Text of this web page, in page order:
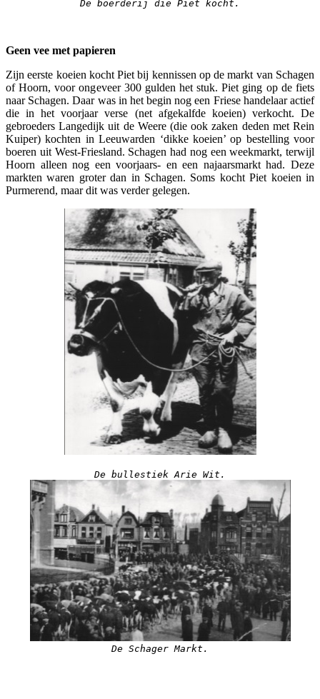
De boerderij die Piet kocht.
Geen vee met papieren
Zijn eerste koeien kocht Piet bij kennissen op de markt van Schagen
of Hoorn, voor ongeveer 300 gulden het stuk. Piet ging op de fiets
naar Schagen. Daar was in het begin nog een Friese handelaar actief
die in het voorjaar verse (net afgekalfde koeien) verkocht. De
gebroeders Langedijk uit de Weere (die ook zaken deden met Rein
Kuiper) kochten in Leeuwarden ‘dikke koeien’ op bestelling voor
boeren uit West-Friesland. Schagen had nog een weekmarkt, terwijl
Hoorn alleen nog een voorjaars- en een najaarsmarkt had. Deze
markten waren groter dan in Schagen. Soms kocht Piet koeien in
Purmerend, maar dit was verder gelegen.
De bullestiek Arie Wit.
De Schager Markt.